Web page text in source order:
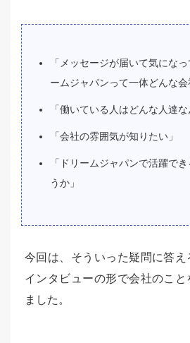
「メッセージが届いて気にな
ームジャパンって一体どんな会
「働いている人はどんな人達な
「会社の雰囲気が知りたい」
「ドリームジャパンで活躍で
うか」
今回は、そういった疑問に答え
インタビューの形で会社のこと
ました。